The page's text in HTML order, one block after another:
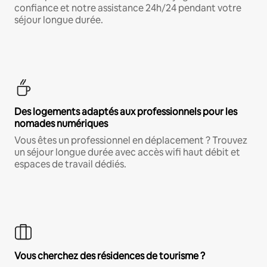
confiance et notre assistance 24h/24 pendant votre
séjour longue durée.
Des logements adaptés aux professionnels pour les
nomades numériques
Vous êtes un professionnel en déplacement ? Trouvez
un séjour longue durée avec accès wifi haut débit et
espaces de travail dédiés.
Vous cherchez des résidences de tourisme ?